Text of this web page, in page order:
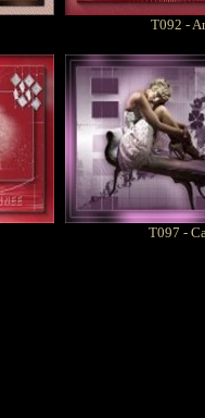
T092 -
T097 -